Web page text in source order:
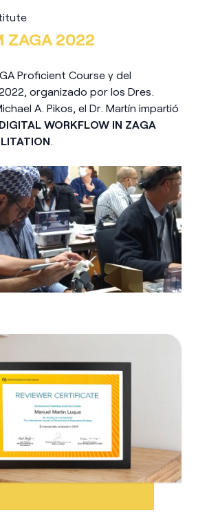
ZAGA 2022
Proficient Course y del
organizado por los Dres.
A. Pikos, el Dr. Martín impartió
WORKFLOW IN ZAGA
.